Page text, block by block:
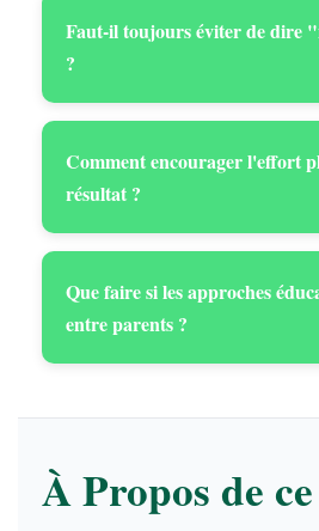
Faut-il toujours éviter de dire
?
Comment encourager l'effort
résultat ?
Que faire si les approches
entre parents ?
À Propos de